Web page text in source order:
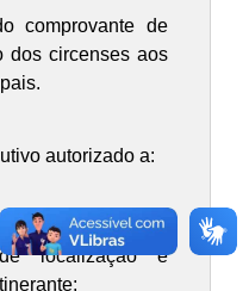
comprovante de
dos circenses aos
autorizado a:
das taxas para
localização e